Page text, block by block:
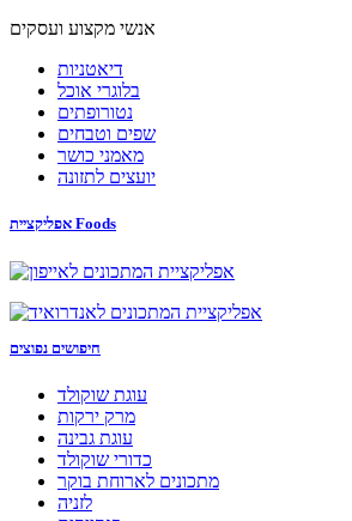
אנשי מקצוע ועסקים
דיאטניות
בלוגרי אוכל
נטורופתים
שפים וטבחים
מאמני כושר
יועצים לתזונה
אפליקציית Foods
חיפושים נפוצים
עוגת שוקולד
מרק ירקות
עוגת גבינה
כדורי שוקולד
מתכונים לארוחת בוקר
לזניה